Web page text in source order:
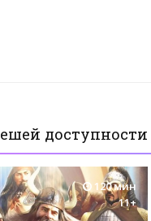
доступности
120 мин
11+